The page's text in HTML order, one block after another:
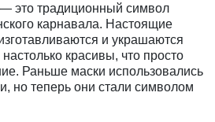
это традиционный символ
карнавала. Настоящие
и украшаются
красивы, что просто
Раньше маски использовались
но теперь они стали символом